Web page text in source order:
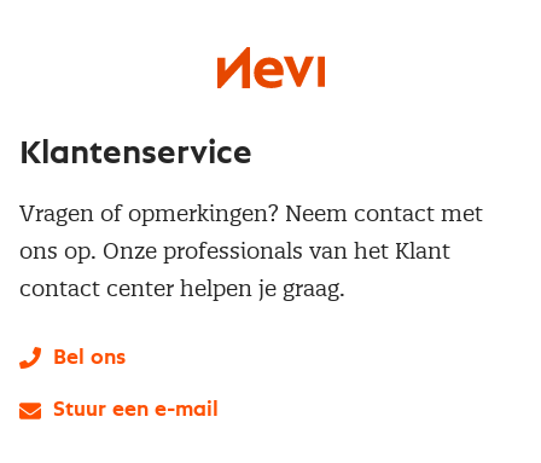
Klantenservice
Vragen of opmerkingen? Neem contact met
ons op. Onze professionals van het Klant
contact center helpen je graag.
Bel ons
Stuur een e-mail